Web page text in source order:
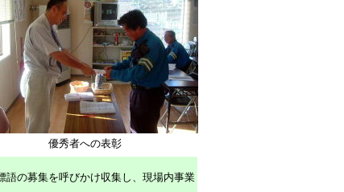
優秀者への表彰
語の募集を呼びかけ収集し、現場内事業